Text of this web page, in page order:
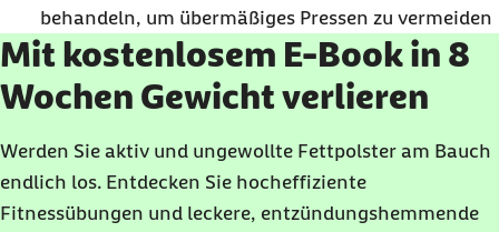
behandeln, um übermäßiges Pressen zu vermeiden
Mit kostenlosem E-Book in 8
Wochen Gewicht verlieren
Werden Sie aktiv und ungewollte Fettpolster am Bauch
endlich los. Entdecken Sie hocheffiziente
Fitnessübungen und leckere, entzündungshemmende